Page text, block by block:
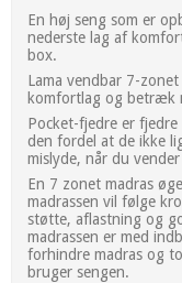
En høj seng som er
nederste lag af
box.
Lama vendbar 7-
komfortlag og betræk
Pocket-fjedre er
den fordel at de ikke
mislyde, når du
En 7 zonet madras
madrassen vil følge
støtte, aflastning og
madrassen er med
forhindre madras og
bruger sengen.